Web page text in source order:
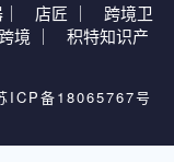
店匠 ｜
跨境卫
境 ｜
积特知识产
ICP备18065767号